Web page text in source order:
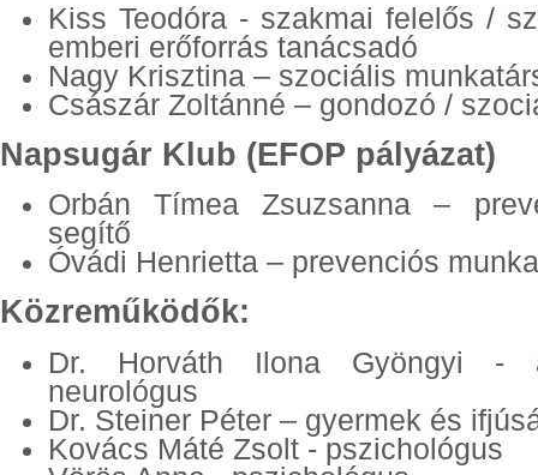
Kiss Teodóra - szakmai felelős /
emberi erőforrás tanácsadó
Nagy Krisztina – szociális
Császár Zoltánné – gondozó /
Napsugár Klub (EFOP pályázat)
Orbán Tímea Zsuzsanna –
segítő
Óvádi Henrietta – prevenciós
Közreműködők:
Dr. Horváth Ilona Gyöngyi -
neurológus
Dr. Steiner Péter – gyermek és
Kovács Máté Zsolt - pszichológus